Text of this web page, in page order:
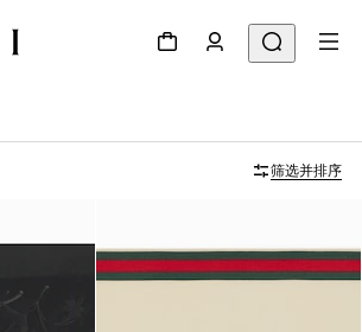
筛选并排序